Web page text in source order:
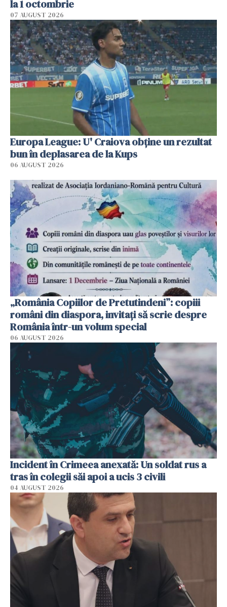
la 1 octombrie
07 AUGUST 2026
Europa League: U' Craiova obține un rezultat
bun în deplasarea de la Kups
06 AUGUST 2026
„România Copiilor de Pretutindeni”: copiii
români din diaspora, invitați să scrie despre
România într-un volum special
06 AUGUST 2026
Incident în Crimeea anexată: Un soldat rus a
tras în colegii săi apoi a ucis 3 civili
04 AUGUST 2026